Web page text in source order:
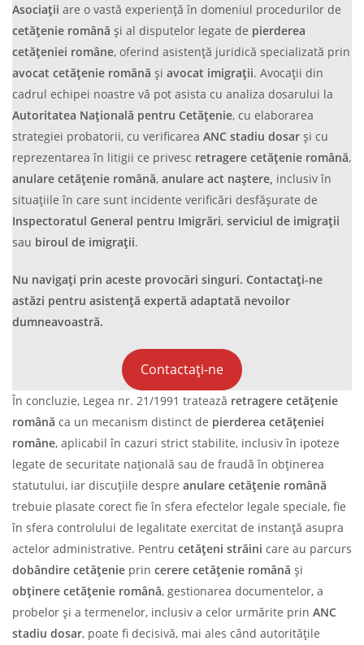
Asociații are o vastă experiență în domeniul procedurilor de
cetățenie română și al disputelor legate de pierderea
cetățeniei române, oferind asistență juridică specializată prin
avocat cetățenie română și avocat imigrații. Avocații din
cadrul echipei noastre vă pot asista cu analiza dosarului la
Autoritatea Națională pentru Cetățenie, cu elaborarea
strategiei probatorii, cu verificarea ANC stadiu dosar și cu
reprezentarea în litigii ce privesc retragere cetățenie română,
anulare cetățenie română, anulare act naștere, inclusiv în
situațiile în care sunt incidente verificări desfășurate de
Inspectoratul General pentru Imigrări, serviciul de imigrații
sau biroul de imigrații.
Nu navigați prin aceste provocări singuri. Contactați-ne
astăzi pentru asistență expertă adaptată nevoilor
dumneavoastră.
Contactați-ne
În concluzie, Legea nr. 21/1991 tratează retragere cetățenie
română ca un mecanism distinct de pierderea cetățeniei
române, aplicabil în cazuri strict stabilite, inclusiv în ipoteze
legate de securitate națională sau de fraudă în obținerea
statutului, iar discuțiile despre anulare cetățenie română
trebuie plasate corect fie în sfera efectelor legale speciale, fie
în sfera controlului de legalitate exercitat de instanță asupra
actelor administrative. Pentru cetățeni străini care au parcurs
dobândire cetățenie prin cerere cetățenie română și
obținere cetățenie română, gestionarea documentelor, a
probelor și a termenelor, inclusiv a celor urmărite prin ANC
stadiu dosar, poate fi decisivă, mai ales când autoritățile